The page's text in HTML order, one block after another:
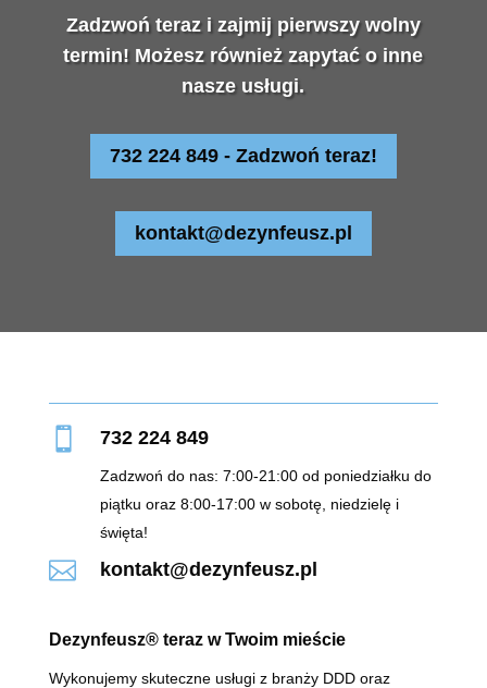
Zadzwoń teraz i zajmij pierwszy wolny
termin! Możesz również zapytać o inne
nasze usługi.
732 224 849 - Zadzwoń teraz!
kontakt@dezynfeusz.pl
 732 224 849
Zadzwoń do nas: 7:00-21:00 od poniedziałku do
piątku oraz 8:00-17:00 w sobotę, niedzielę i
święta!
 kontakt@dezynfeusz.pl
Dezynfeusz® teraz w Twoim mieście
Wykonujemy skuteczne usługi z branży DDD oraz